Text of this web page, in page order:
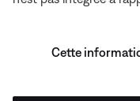
Cette